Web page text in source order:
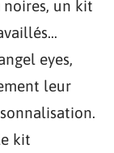
noires, un kit
eyes,
leur
kit